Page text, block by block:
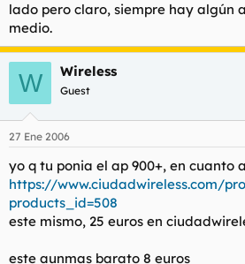
lado pero claro, siempre hay algún
medio.
W Wireless
Guest
27 Ene 2006
yo q tu ponia el ap 900+, en cuanto
https://www.ciudadwireless.com/
products_id=508
este mismo, 25 euros en
este aunmas barato 8 euros